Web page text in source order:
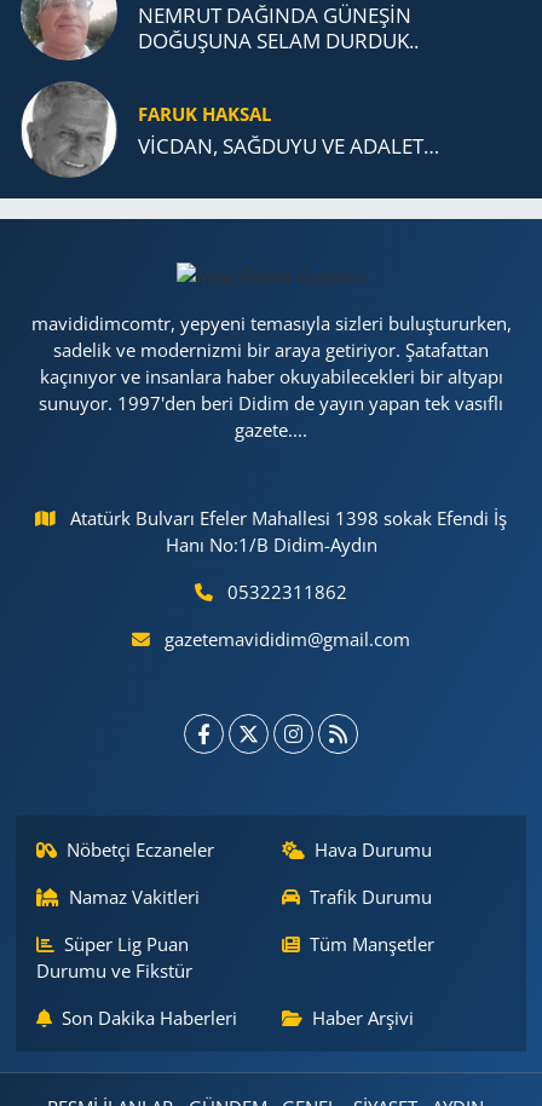
NEMRUT DAĞINDA GÜNEŞİN
DOĞUŞUNA SELAM DURDUK..
FARUK HAKSAL
VİCDAN, SAĞ­DU­YU VE ADA­LET…
mavididimcomtr, yepyeni temasıyla sizleri buluştururken,
sadelik ve modernizmi bir araya getiriyor. Şatafattan
kaçınıyor ve insanlara haber okuyabilecekleri bir altyapı
sunuyor. 1997'den beri Didim de yayın yapan tek vasıflı
gazete....
Atatürk Bulvarı Efeler Mahallesi 1398 sokak Efendi İş
Hanı No:1/B Didim-Aydın
05322311862
gazetemavididim@gmail.com
Nöbetçi Eczaneler
Hava Durumu
Namaz Vakitleri
Trafik Durumu
Süper Lig Puan
Durumu ve Fikstür
Tüm Manşetler
Son Dakika Haberleri Haber Arşivi